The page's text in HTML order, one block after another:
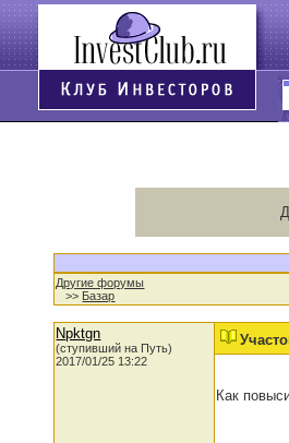
Другие форумы
>> Базар
Npktgn
(ступивший на Путь)
2017/01/25 13:22
Как